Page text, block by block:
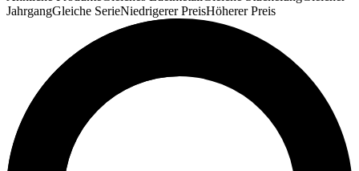
JahrgangGleiche SerieNiedrigerer PreisHöherer Preis